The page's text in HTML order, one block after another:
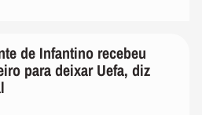
de Infantino recebeu
para deixar Uefa, diz